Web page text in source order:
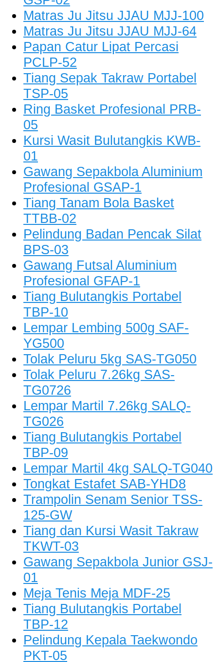
Matras Ju Jitsu JJAU MJJ-100
Matras Ju Jitsu JJAU MJJ-64
Papan Catur Lipat Percasi
PCLP-52
Tiang Sepak Takraw Portabel
TSP-05
Ring Basket Profesional PRB-
05
Kursi Wasit Bulutangkis KWB-
01
Gawang Sepakbola Aluminium
Profesional GSAP-1
Tiang Tanam Bola Basket
TTBB-02
Pelindung Badan Pencak Silat
BPS-03
Gawang Futsal Aluminium
Profesional GFAP-1
Tiang Bulutangkis Portabel
TBP-10
Lempar Lembing 500g SAF-
YG500
Tolak Peluru 5kg SAS-TG050
Tolak Peluru 7.26kg SAS-
TG0726
Lempar Martil 7.26kg SALQ-
TG026
Tiang Bulutangkis Portabel
TBP-09
Lempar Martil 4kg SALQ-TG040
Tongkat Estafet SAB-YHD8
Trampolin Senam Senior TSS-
125-GW
Tiang dan Kursi Wasit Takraw
TKWT-03
Gawang Sepakbola Junior GSJ-
01
Meja Tenis Meja MDF-25
Tiang Bulutangkis Portabel
TBP-12
Pelindung Kepala Taekwondo
PKT-05